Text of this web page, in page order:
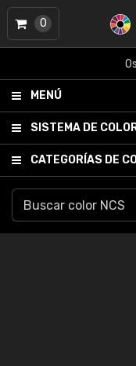
MENÚ
SISTEMA DE
CATEGORÍAS DE
0